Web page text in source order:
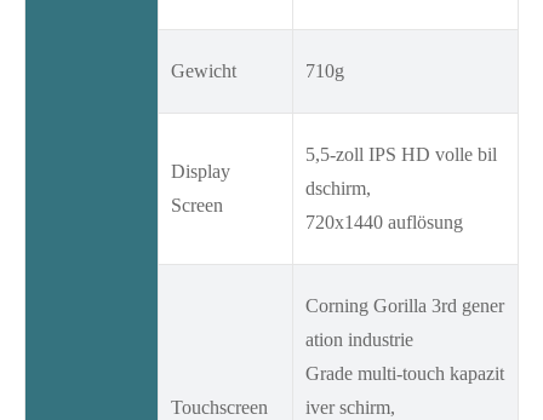
Gewicht 710g
Display
Screen
5,5-zoll IPS HD volle bil
dschirm,
720x1440 auflösung
Touchscreen
Corning Gorilla 3rd gener
ation industrie
Grade multi-touch kapazit
iver schirm,